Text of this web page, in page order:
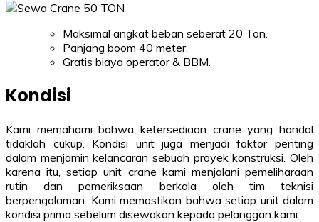
Maksimal angkat beban seberat 20 Ton.
Panjang boom 40 meter.
Gratis biaya operator & BBM.
Kondisi
Kami memahami bahwa ketersediaan crane yang handal
tidaklah cukup. Kondisi unit juga menjadi faktor penting
dalam menjamin kelancaran sebuah proyek konstruksi. Oleh
karena itu, setiap unit crane kami menjalani pemeliharaan
rutin dan pemeriksaan berkala oleh tim teknisi
berpengalaman. Kami memastikan bahwa setiap unit dalam
kondisi prima sebelum disewakan kepada pelanggan kami.